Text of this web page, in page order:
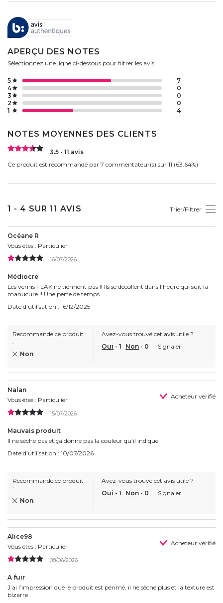
APERÇU DES NOTES
Sélectionnez une ligne ci-dessous pour filtrer les avis
1 4
2 0
3 0
4 0
5 7
NOTES MOYENNES DES CLIENTS
3.5 - 11 avis
Ce produit est recommandé par 7 commentateur(s) sur 11 (63.64%)
1 - 4 SUR 11 AVIS Trier/Filtrer
Océane R
Vous êtes : Particulier
16/07/2026
Médiocre
Les vernis I-LAK ne tiennent pas !! Ils se décollent dans l’heure qui suit la
manucure !! Une perte de temps
Date d’utilisation : 16/12/2025
Recommande ce produit
:
Non
Avez-vous trouvé cet avis utile ?
Oui -1 Non - 0 Signaler
Nalan
Vous êtes : Particulier
Acheteur vérifié
15/07/2026
Mauvais produit
Il ne sèche pas et ça donne pas la couleur qu’il indique
Date d’utilisation : 10/07/2026
Recommande ce produit
:
Non
Avez-vous trouvé cet avis utile ?
Oui -1 Non - 0 Signaler
Alice98
Vous êtes : Particulier
Acheteur vérifié
08/06/2026
A fuir
J’ai l’impression que le produit est périmé, il ne sèche plus et la texture est
bizarre .